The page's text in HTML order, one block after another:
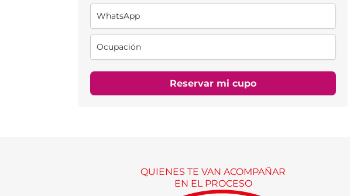
Reservar mi cupo
QUIENES TE VAN ACOMPAÑAR
EN EL PROCESO